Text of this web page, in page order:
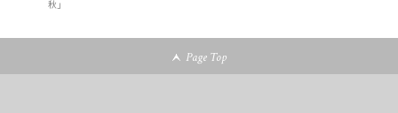
秋」
Page Top